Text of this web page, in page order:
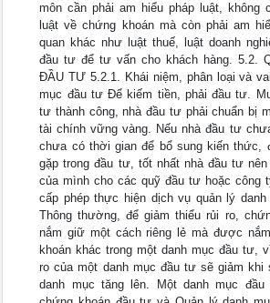
môn cần phải am hiểu pháp luật, không
luật về chứng khoán mà còn phải am
quan khác như luật thuế, luật doanh
đầu tư để tư vấn cho khách hàng. 5.2.
ĐẦU TƯ 5.2.1. Khái niệm, phân loại và
mục đầu tư Để kiếm tiền, phải đầu tư.
tư thành công, nhà đầu tư phải chuẩn bị
tài chính vững vàng. Nếu nhà đầu tư
chưa có thời gian để bổ sung kiến thức,
gặp trong đầu tư, tốt nhất nhà đầu tư
của mình cho các quỹ đầu tư hoặc công
cấp phép thực hiện dịch vụ quản lý
Thông thường, để giảm thiểu rủi ro,
nắm giữ một cách riêng lẻ mà được
khoán khác trong một danh mục đầu tư,
ro của một danh mục đầu tư sẽ giảm khi
danh mục tăng lên. Một danh mục